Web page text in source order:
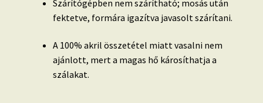
Szárítógépben nem szárítható; mosás után
fektetve, formára igazítva javasolt szárítani.
A 100% akril összetétel miatt vasalni nem
ajánlott, mert a magas hő károsíthatja a
szálakat.